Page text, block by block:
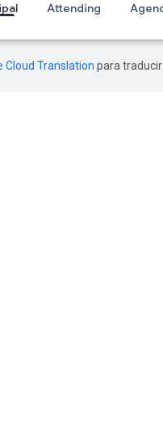
Attending
Cloud Translation para traducir